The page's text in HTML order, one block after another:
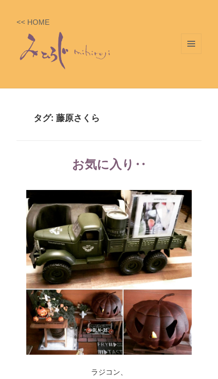
<< HOME
タグ: 藤原さくら
お気に入り‥
ラジコン、